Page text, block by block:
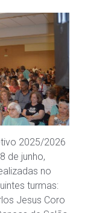
2025/2026
de junho,
no
turmas:
Jesus Coro